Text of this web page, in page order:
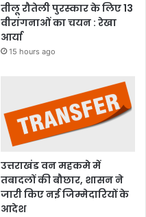
तीलू रौतेली पुरस्कार के लिए 13
वीरांगनाओं का चयन : रेखा
आर्या
15 hours ago
उत्तराखंड वन महकमे में
तबादलों की बौछार, शासन ने
जारी किए नई जिम्मेदारियों के
आदेश